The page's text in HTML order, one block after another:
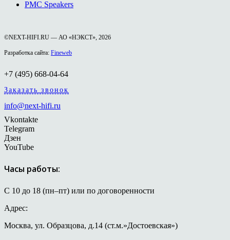
PMC Speakers
©NEXT-HIFI.RU — АО «НЭКСТ», 2026
Разработка сайта: Fineweb
+7 (495) 668-04-64
Заказать звонок
info@next-hifi.ru
Vkontakte
Telegram
Дзен
YouTube
Часы работы:
С 10 до 18 (пн–пт) или по договоренности
Адрес:
Москва, ул. Образцова, д.14 (ст.м.»Достоевская»)